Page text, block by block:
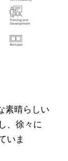
素晴らしい
、徐々に
いま